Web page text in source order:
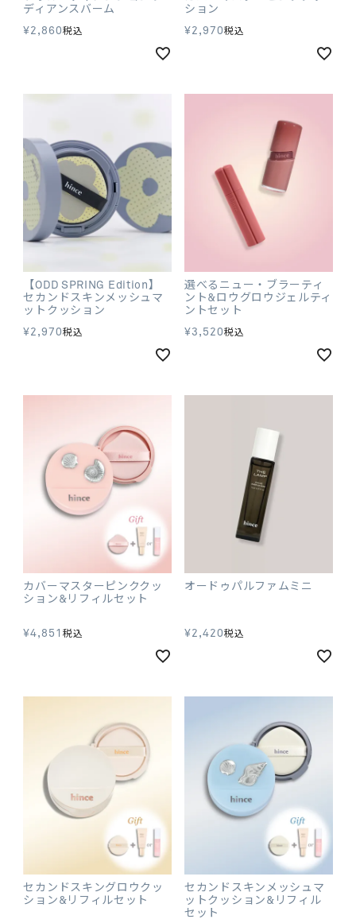
ディアンスバーム
¥2,860税込
ション
¥2,970税込
【ODD SPRING Edition】
セカンドスキンメッシュマ
ットクッション
¥2,970税込
選べるニュー・ブラーティ
ント&ロウグロウジェルティ
ントセット
¥3,520税込
カバーマスターピンククッ
ション&リフィルセット
¥4,851税込
オードゥパルファムミニ
¥2,420税込
セカンドスキングロウクッ
ション&リフィルセット
セカンドスキンメッシュマ
ットクッション&リフィル
セット